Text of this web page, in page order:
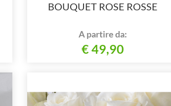
BOUQUET ROSE ROSSE
A partire da:
€ 49,90